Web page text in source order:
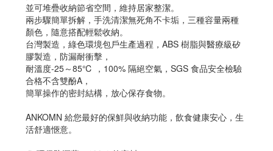
並可堆疊收納節省空間，維持居家整潔。
兩步驟簡單拆解，手洗清潔無死角不卡垢，三種容量兩種
顏色，隨意搭配輕鬆收納。
台灣製造，綠色環境包戶生產過程，ABS 樹脂與醫療級矽
膠製造，防漏耐衝擊，
耐溫度-25～85℃ ，100% 隔絕空氣，SGS 食品安全檢驗
合格不含雙酚A，
簡單操作的密封結構，放心保存食物。
ANKOMN 給您最好的保鮮與收納功能，飲食健康安心，生
活舒適愜意。